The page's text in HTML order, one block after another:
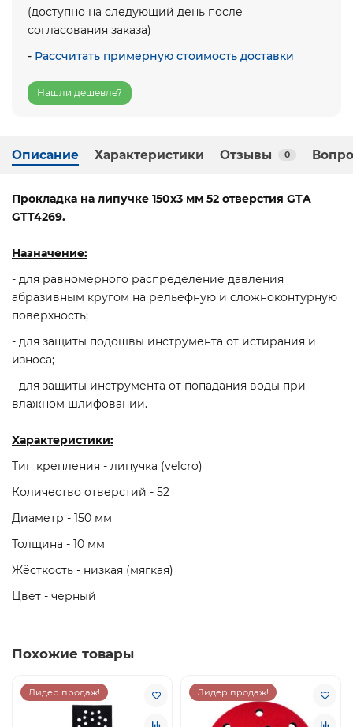
(доступно на следующий день после
согласования заказа)
- Рассчитать примерную стоимость доставки
Нашли дешевле?
Описание Характеристики Отзывы 0
Прокладка на липучке 150х3 мм 52 отверстия GTA
GTT4269.
Назначение:
- для равномерного распределение давления
абразивным кругом на рельефную и сложноконтурную
поверхность;
- для защиты подошвы инструмента от истирания и
износа;
- для защиты инструмента от попадания воды при
влажном шлифовании.
Характеристики:
Тип крепления - липучка (velcro)
Количество отверстий - 52
Диаметр - 150 мм
Толщина - 10 мм
Жёсткость - низкая (мягкая)
Цвет - черный
Похожие товары
Лидер продаж! Лидер продаж!